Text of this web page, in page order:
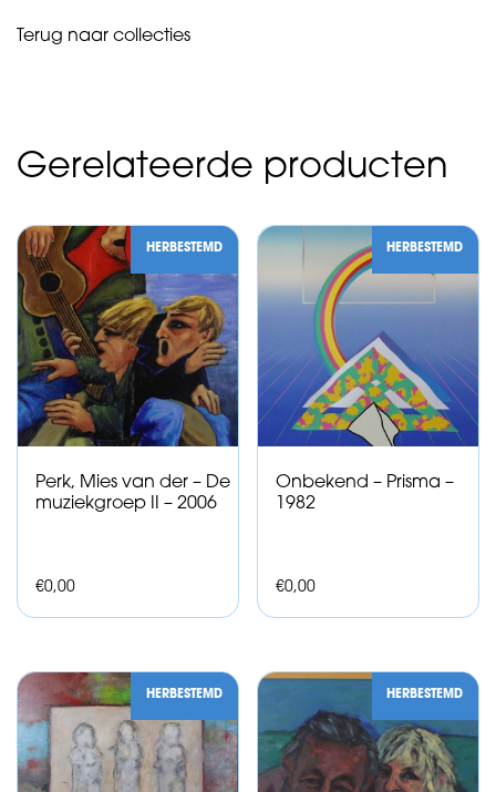
Terug naar collecties
Gerelateerde producten
HERBESTEMD
Perk, Mies van der – De
muziekgroep II – 2006
€0,00
HERBESTEMD
Onbekend – Prisma –
1982
€0,00
HERBESTEMD HERBESTEMD